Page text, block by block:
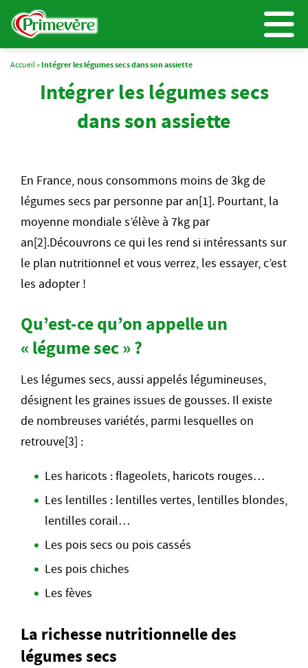
Accueil» Intégrer les légumes secs dans son assiette
Intégrer les légumes secs
dans son assiette
En France, nous consommons moins de 3kg de
légumes secs par personne par an[1]. Pourtant, la
moyenne mondiale s’élève à 7kg par
an[2].Découvrons ce qui les rend si intéressants sur
le plan nutritionnel et vous verrez, les essayer, c’est
les adopter !
Qu’est-ce qu’on appelle un
« légume sec » ?
Les légumes secs, aussi appelés légumineuses,
désignent les graines issues de gousses. Il existe
de nombreuses variétés, parmi lesquelles on
retrouve[3] :
Les haricots : flageolets, haricots rouges…
Les lentilles : lentilles vertes, lentilles blondes,
lentilles corail…
Les pois secs ou pois cassés
Les pois chiches
Les fèves
La richesse nutritionnelle des
légumes secs